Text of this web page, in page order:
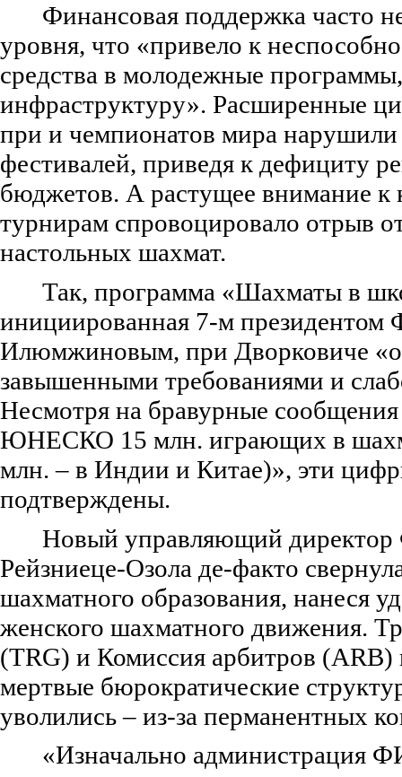
Финансовая поддержка часто
уровня, что «привело к
средства в молодежные
инфраструктуру». Расширенные
при и чемпионатов мира
фестивалей, приведя к дефициту
бюджетов. А растущее внимание к
турнирам спровоцировало отрыв
настольных шахмат.
Так, программа «Шахматы в
инициированная 7-м
Илюмжиновым, при Дворковиче
завышенными требованиями и
Несмотря на бравурные
ЮНЕСКО 15 млн. играющих в
млн. – в Индии и Китае)», эти
подтверждены.
Новый управляющий
Рейзниеце-Озола де-факто
шахматного образования, нанеся
женского шахматного движения.
(TRG) и Комиссия арбитров (ARB)
мертвые бюрократические
уволились – из-за перманентных
«Изначально администрация